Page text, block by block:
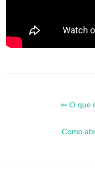
⇐ O que
Como